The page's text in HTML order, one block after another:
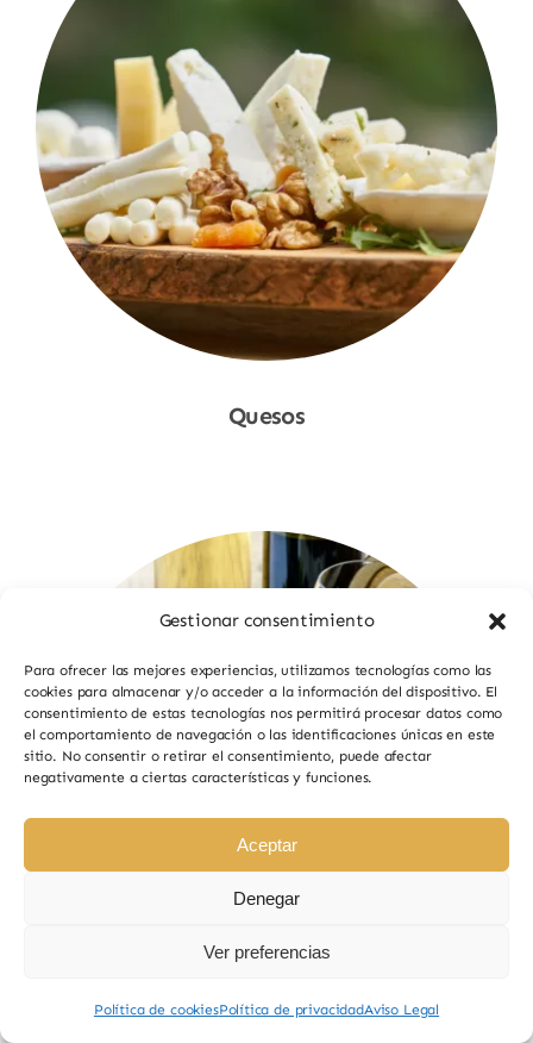
Gestionar consentimiento
Para ofrecer las mejores experiencias, utilizamos tecnologías como las
cookies para almacenar y/o acceder a la información del dispositivo. El
consentimiento de estas tecnologías nos permitirá procesar datos como
el comportamiento de navegación o las identificaciones únicas en este
sitio. No consentir o retirar el consentimiento, puede afectar
negativamente a ciertas características y funciones.
Aceptar
Denegar
Ver preferencias
Política de cookiesPolítica de privacidadAviso Legal
Quesos